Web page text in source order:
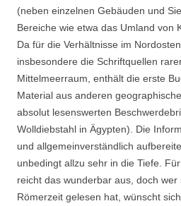
(neben einzelnen Gebäuden und
Bereiche wie etwa das Umland von
Da für die Verhältnisse im
insbesondere die Schriftquellen
Mittelmeerraum, enthält die erste
Material aus anderen
absolut lesenswerten
Wolldiebstahl in Ägypten). Die
und allgemeinverständlich
unbedingt allzu sehr in die Tiefe.
reicht das wunderbar aus, doch
Römerzeit gelesen hat, wünscht